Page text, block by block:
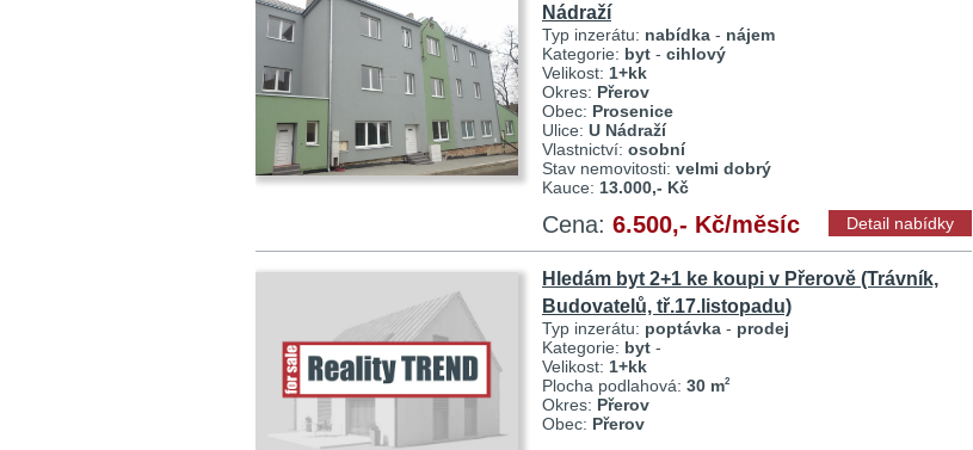
Nádraží
Typ inzerátu: nabídka - nájem
Kategorie: byt - cihlový
Velikost: 1+kk
Okres: Přerov
Obec: Prosenice
Ulice: U Nádraží
Vlastnictví: osobní
Stav nemovitosti: velmi dobrý
Kauce: 13.000,- Kč
Cena: 6.500,- Kč/měsíc Detail nabídky
Hledám byt 2+1 ke koupi v Přerově (Trávník,
Budovatelů, tř.17.listopadu)
Typ inzerátu: poptávka - prodej
Kategorie: byt -
Velikost: 1+kk
Plocha podlahová: 30 m2
Okres: Přerov
Obec: Přerov